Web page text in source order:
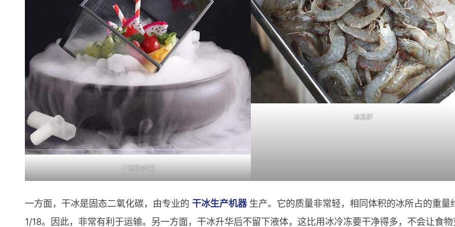
干冰粒应用
冰冻虾
一方面，干冰是固态二氧化碳，由专业的 干冰生产机器生产。它的质量非常轻，相同体积的冰所占的重量
1/18。因此，非常有利于运输。另一方面，干冰升华后不留下液体，这比用冰冷冻要干净得多，不会让食